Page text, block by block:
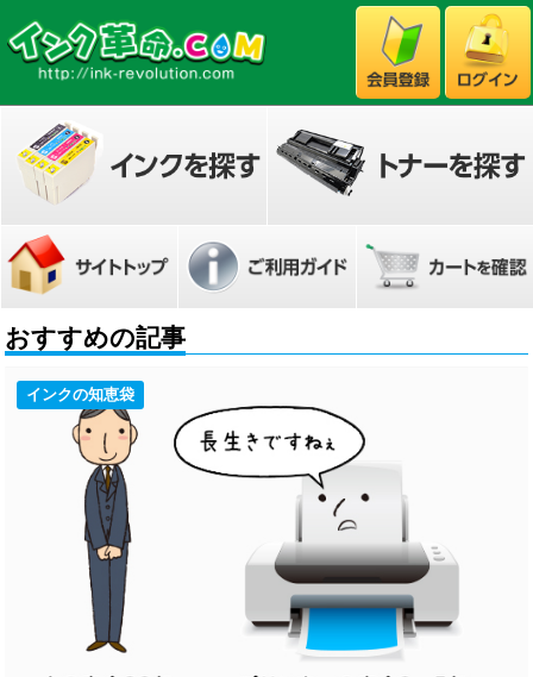
おすすめの記事
インクの知恵袋